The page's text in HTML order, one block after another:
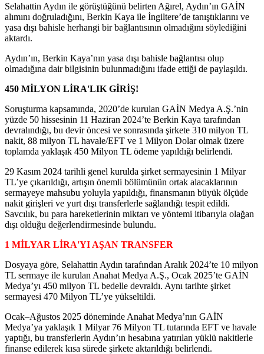
Selahattin Aydın ile görüştüğünü belirten Ağırel, Aydın’ın GAİN
alımını doğruladığını, Berkin Kaya ile İngiltere’de tanıştıklarını ve
yasa dışı bahisle herhangi bir bağlantısının olmadığını söylediğini
aktardı.
Aydın’ın, Berkin Kaya’nın yasa dışı bahisle bağlantısı olup
olmadığına dair bilgisinin bulunmadığını ifade ettiği de paylaşıldı.
450 MİLYON LİRA'LIK GİRİŞ!
Soruşturma kapsamında, 2020’de kurulan GAİN Medya A.Ş.’nin
yüzde 50 hissesinin 11 Haziran 2024’te Berkin Kaya tarafından
devralındığı, bu devir öncesi ve sonrasında şirkete 310 milyon TL
nakit, 88 milyon TL havale/EFT ve 1 Milyon Dolar olmak üzere
toplamda yaklaşık 450 Milyon TL ödeme yapıldığı belirlendi.
29 Kasım 2024 tarihli genel kurulda şirket sermayesinin 1 Milyar
TL’ye çıkarıldığı, artışın önemli bölümünün ortak alacaklarının
sermayeye mahsubu yoluyla yapıldığı, finansmanın büyük ölçüde
nakit girişleri ve yurt dışı transferlerle sağlandığı tespit edildi.
Savcılık, bu para hareketlerinin miktarı ve yöntemi itibarıyla olağan
dışı olduğu değerlendirmesinde bulundu.
1 MİLYAR LİRA'YI AŞAN TRANSFER
Dosyaya göre, Selahattin Aydın tarafından Aralık 2024’te 10 milyon
TL sermaye ile kurulan Anahat Medya A.Ş., Ocak 2025’te GAİN
Medya’yı 450 milyon TL bedelle devraldı. Aynı tarihte şirket
sermayesi 470 Milyon TL’ye yükseltildi.
Ocak–Ağustos 2025 döneminde Anahat Medya’nın GAİN
Medya’ya yaklaşık 1 Milyar 76 Milyon TL tutarında EFT ve havale
yaptığı, bu transferlerin Aydın’ın hesabına yatırılan yüklü nakitlerle
finanse edilerek kısa sürede şirkete aktarıldığı belirlendi.